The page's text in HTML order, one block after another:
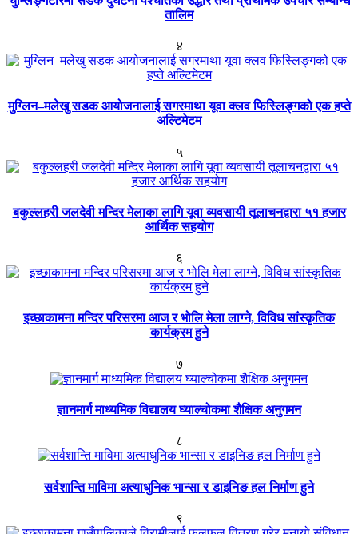
तालिम
४
मुग्लिन–मलेखु सडक आयोजनालाई सगरमाथा यूवा क्लव फिस्लिङ्गको एक हप्ते
अल्टिमेटम
५
बकुल्लहरी जलदेवी मन्दिर मेलाका लागि यूवा व्यवसायी तूलाचनद्वारा ५१ हजार
आर्थिक सहयोग
६
इच्छाकामना मन्दिर परिसरमा आज र भोलि मेला लाग्ने, विविध सांस्कृतिक
कार्यक्रम हुने
७
ज्ञानमार्ग माध्यमिक विद्यालय घ्याल्चोकमा शैक्षिक अनुगमन
८
सर्वशान्ति माविमा अत्याधुनिक भान्सा र डाइनिङ हल निर्माण हुने
९